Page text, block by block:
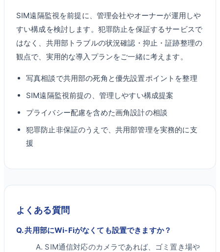
SIM遠隔監視を前提に、管理会社やオーナーが運用しや
すい構成を検討します。犯罪防止を保証するサービスで
はなく、共用部トラブルの状況確認・抑止・証跡整理の
観点で、実用的な導入プランをご一緒に考えます。
写真相談で共用部の死角と優先設置ポイントを整理
SIM遠隔監視前提の、管理しやすい構成提案
プライバシー配慮を含めた画角設計の相談
犯罪防止非保証のうえで、共用部管理を実務的に支
援
よくある質問
Q.共用部にWi-Fiがなくても設置できますか？
A. SIM通信対応のカメラであれば、ゴミ置き場や